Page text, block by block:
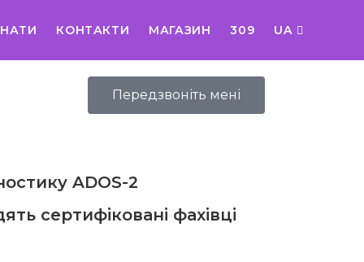
КОНТАКТИ МАГАЗИН 309 UA
Передзвоніть мені
ADOS-2
сертифіковані фахівці